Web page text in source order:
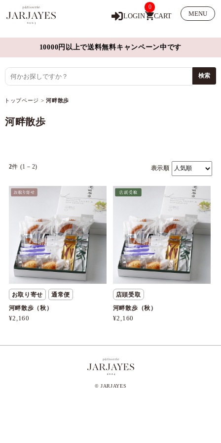
LOGIN CART
0
MENU
10000円以上で送料無料キャンペーン中です
トップページ >河畔散歩
河畔散歩
2件 (1－2) 表示順
お取り寄せ
通常便
河畔散歩（秋）
¥2,160
店頭受取
河畔散歩（秋）
¥2,160
© JARJAYES